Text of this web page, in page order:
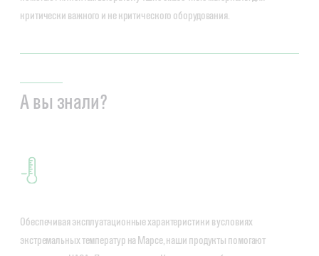
критически важного и не критического оборудования.
А вы знали?
Обеспечивая эксплуатационные характеристики в условиях
экстремальных температур на Марсе, наши продукты помогают